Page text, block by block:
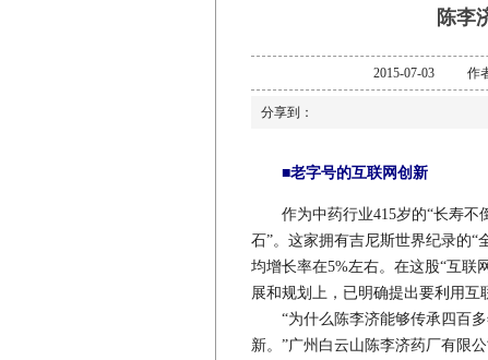
陈李
2015-07-03 作
分享到：
■老字号的互联网创新
作为中药行业415岁的“长寿不
石”。这家拥有吉尼斯世界纪录的“
均增长率在5%左右。在这股“互联
展和规划上，已明确提出要利用互
“为什么陈李济能够传承四百多
新。”广州白云山陈李济药厂有限